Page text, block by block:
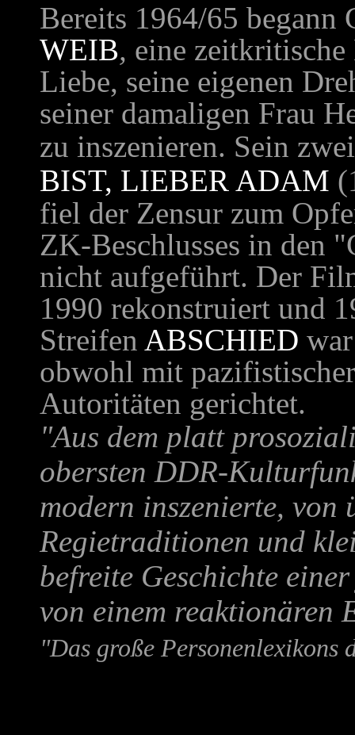
Bereits 1964/65
WEIB, eine zeitkritische
Liebe, seine eigenen
seiner damaligen Frau
zu inszenieren. Sein
IST, LIEBER ADAM
fiel der Zensur zum
ZK-Beschlusses in den
nicht aufgeführt. Der
1990 rekonstruiert und
Streifen ABSCHIED
obwohl mit
Autoritäten gerichtet.
"Aus dem platt
obersten DDR-
modern inszenierte, von
Regietraditionen und
befreite Geschichte
von einem reaktionären
"Das große